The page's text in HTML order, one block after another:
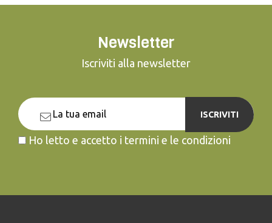
Newsletter
Iscriviti alla newsletter
ISCRIVITI
Ho letto e accetto i termini e le condizioni